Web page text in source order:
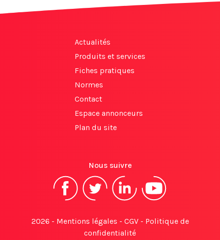
Actualités
Produits et services
Fiches pratiques
Normes
Contact
Espace annonceurs
Plan du site
Nous suivre
2026 - Mentions légales - CGV- Politique de
confidentialité